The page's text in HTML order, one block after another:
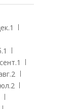
1
1
1
2
2